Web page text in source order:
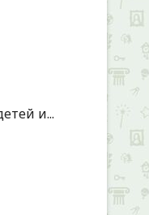
и...